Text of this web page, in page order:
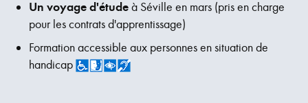
Un voyage d'étudeà Séville en mars (pris en charge
pour les contrats d'apprentissage)
Formation accessible aux personnes en situation de
handicap